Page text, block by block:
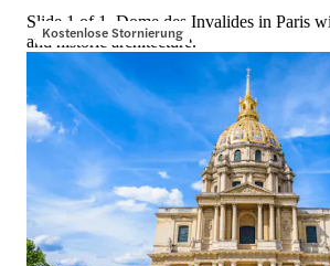
Kostenlose Stornierung
Slide 1 of 1, Dome des Invalides in Paris
and historic architecture.